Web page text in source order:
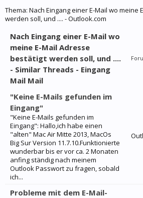
Thema: Nach Eingang einer E-Mail wo meine
werden soll, und .... - Outlook.com
Nach Eingang einer E-Mail wo
meine E-Mail Adresse
bestätigt werden soll, und ....
- Similar Threads - Eingang
Mail Mail
"Keine E-Mails gefunden im
Eingang"
"Keine E-Mails gefunden im
Eingang": Hallo,ich habe einen
"alten" Mac Air Mitte 2013, MacOs
Big Sur Version 11.7.10.Funktionierte
wunderbar bis er vor ca. 2 Monaten
anfing ständig nach meinem
Outlook Passwort zu fragen, sobald
ich...
Probleme mit dem E-Mail-